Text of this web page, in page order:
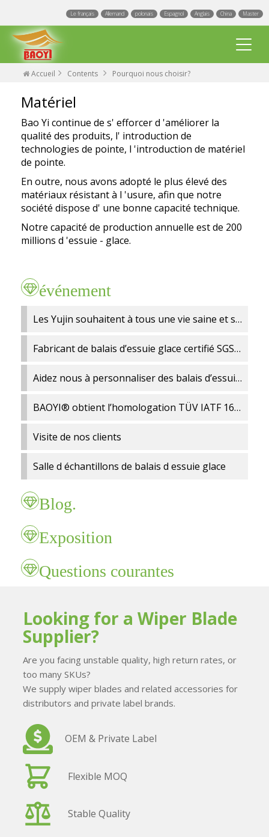
Le français Allemand polonais Espagnol Anglais China Master
Balai d Essuie Glace Multifonction
Lames d essuie glace universelles
Balai d essuie glace spécifique
Essuie Glace Métallique
Essuie Glace Hybride
Essuie Glace Arrière
Blog.
Questions courantes
Certificat
Marché
Table des matières
Vidéo
Distribution
Minimum initiation
Paiement
Matériel
Accueil Contents Pourquoi nous choisir?
Matériel
Bao Yi continue de s' efforcer d 'améliorer la
qualité des produits, l' introduction de
technologies de pointe, l 'introduction de matériel
de pointe.
En outre, nous avons adopté le plus élevé des
matériaux résistant à l 'usure, afin que notre
société dispose d' une bonne capacité technique.
Notre capacité de production annuelle est de 200
millions d 'essuie - glace.
événement
Les Yujin souhaitent à tous une vie saine et sûre;
Fabricant de balais d’essuie glace certifié SGS – L’usine BAOYI® obtient le statut de Fournisseur Vérifié
Aidez nous à personnaliser des balais d’essuie glace adaptés à votre marché
BAOYI® obtient l’homologation TÜV IATF 16949 – Qualité fiable pour vos lames d’essuie glace
Visite de nos clients
Salle d échantillons de balais d essuie glace
Blog.
Exposition
Questions courantes
Looking for a Wiper Blade
Supplier?
Are you facing unstable quality, high return rates, or
too many SKUs?
We supply wiper blades and related accessories for
distributors and private label brands.
OEM & Private Label
Flexible MOQ
Stable Quality